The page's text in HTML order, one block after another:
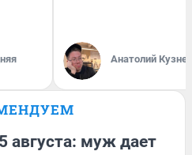
Анатолий
августа: муж дает